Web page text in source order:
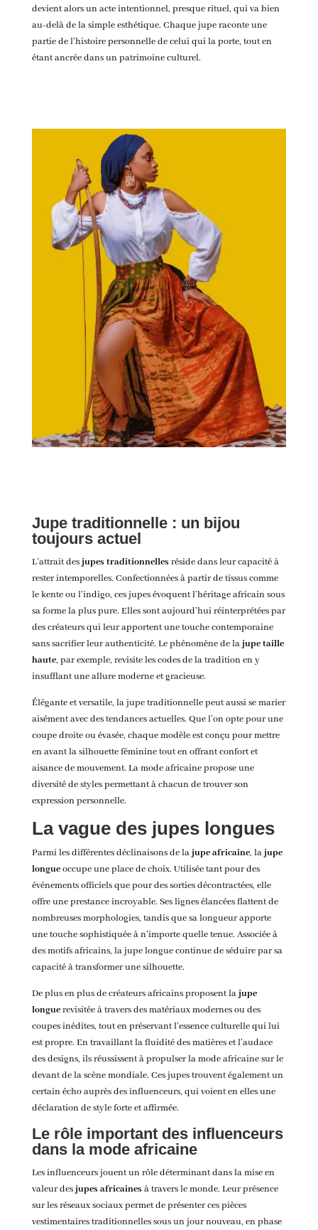
devient alors un acte intentionnel, presque rituel, qui va bien
au-delà de la simple esthétique. Chaque jupe raconte une
partie de l’histoire personnelle de celui qui la porte, tout en
étant ancrée dans un patrimoine culturel.
Jupe traditionnelle : un bijou
toujours actuel
L’attrait desjupes traditionnellesréside dans leur capacité à
rester intemporelles. Confectionnées à partir de tissus comme
le kente ou l’indigo, ces jupes évoquent l’héritage africain sous
sa forme la plus pure. Elles sont aujourd’hui réinterprétées par
des créateurs qui leur apportent une touche contemporaine
sans sacrifier leur authenticité. Le phénomène de lajupe taille
haute, par exemple, revisite les codes de la tradition en y
insufflant une allure moderne et gracieuse.
Élégante et versatile, la jupe traditionnelle peut aussi se marier
aisément avec des tendances actuelles. Que l’on opte pour une
coupe droite ou évasée, chaque modèle est conçu pour mettre
en avant la silhouette féminine tout en offrant confort et
aisance de mouvement. La mode africaine propose une
diversité de styles permettant à chacun de trouver son
expression personnelle.
La vague des jupes longues
Parmi les différentes déclinaisons de lajupe africaine, lajupe
longueoccupe une place de choix. Utilisée tant pour des
événements officiels que pour des sorties décontractées, elle
offre une prestance incroyable. Ses lignes élancées flattent de
nombreuses morphologies, tandis que sa longueur apporte
une touche sophistiquée à n’importe quelle tenue. Associée à
des motifs africains, la jupe longue continue de séduire par sa
capacité à transformer une silhouette.
De plus en plus de créateurs africains proposent lajupe
longuerevisitée à travers des matériaux modernes ou des
coupes inédites, tout en préservant l’essence culturelle qui lui
est propre. En travaillant la fluidité des matières et l’audace
des designs, ils réussissent à propulser la mode africaine sur le
devant de la scène mondiale. Ces jupes trouvent également un
certain écho auprès des influenceurs, qui voient en elles une
déclaration de style forte et affirmée.
Le rôle important des influenceurs
dans la mode africaine
Les influenceurs jouent un rôle déterminant dans la mise en
valeur desjupes africainesà travers le monde. Leur présence
sur les réseaux sociaux permet de présenter ces pièces
vestimentaires traditionnelles sous un jour nouveau, en phase